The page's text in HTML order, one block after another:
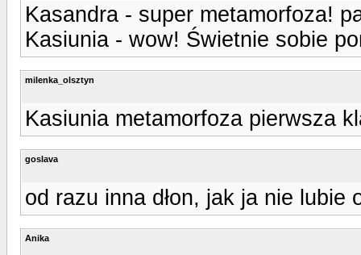
Kasandra - super metamorfoza!
Kasiunia - wow! Świetnie sobie
milenka_olsztyn
Kasiunia metamorfoza pierwsza
goslava
od razu inna dłon, jak ja nie lubie
Anika